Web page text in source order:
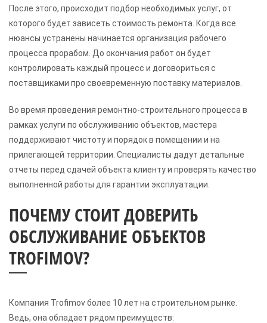
После этого, происходит подбор необходимых услуг, от
которого будет зависеть стоимость ремонта. Когда все
нюансы устранены начинается организация рабочего
процесса прорабом. До окончания работ он будет
контролировать каждый процесс и договориться с
поставщиками про своевременную поставку материалов.
Во время проведения ремонтно-строительного процесса в
рамках услуги по обслуживанию объектов, мастера
поддерживают чистоту и порядок в помещении и на
прилегающей территории. Специалисты дадут детальные
отчеты перед сдачей объекта клиенту и проверять качество
выполненной работы для гарантии эксплуатации.
ПОЧЕМУ СТОИТ ДОВЕРИТЬ
ОБСЛУЖИВАНИЕ ОБЪЕКТОВ
TROFIMOV?
Компания Trofimov более 10 лет на строительном рынке.
Ведь, она обладает рядом преимуществ: